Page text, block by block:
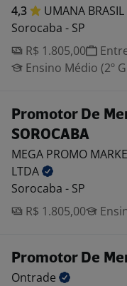
4,3 UMANA BRASIL
Sorocaba - SP
R$ 1.805,00
Ensino Médio (2º
Promotor De
SOROCABA
MEGA PROMO
LTDA
Sorocaba - SP
R$ 1.805,00
Promotor De
Ontrade